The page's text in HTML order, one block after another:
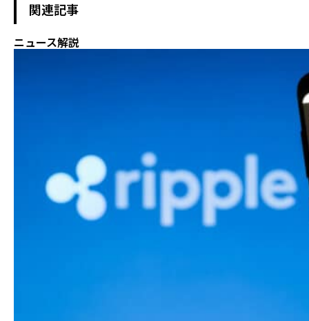
関連記事
ニュース解説